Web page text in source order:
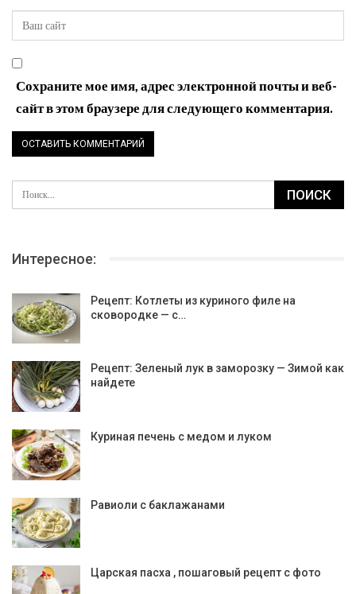
Сохраните мое имя, адрес электронной почты и веб-
сайт в этом браузере для следующего комментария.
Интересное:
Рецепт: Котлеты из куриного филе на
сковородке — с…
Рецепт: Зеленый лук в заморозку — Зимой как
найдете
Куриная печень с медом и луком
Равиоли с баклажанами
Царская пасха , пошаговый рецепт с фото